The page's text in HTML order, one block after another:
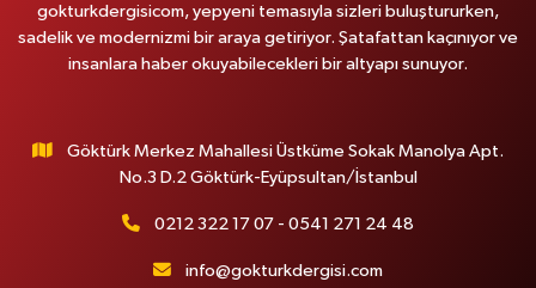
gokturkdergisicom, yepyeni temasıyla sizleri buluştururken,
sadelik ve modernizmi bir araya getiriyor. Şatafattan kaçınıyor ve
insanlara haber okuyabilecekleri bir altyapı sunuyor.
Göktürk Merkez Mahallesi Üstküme Sokak Manolya Apt.
No.3 D.2 Göktürk-Eyüpsultan/İstanbul
0212 322 17 07 - 0541 271 24 48
info@gokturkdergisi.com